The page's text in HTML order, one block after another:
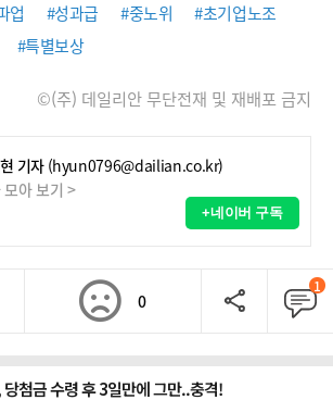
업 #성과급 #중노위
#초기업노조
#특별보상
©(주) 데일리안 무단전재 및 재배포 금지
기자 (hyun0796@dailian.co.kr)
모아 보기 >
+네이버 구독
0
1